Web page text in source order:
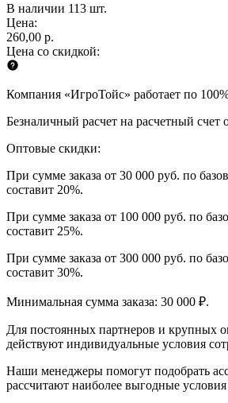
В наличии 113 шт.
Цена:
260,00 р.
Цена со скидкой:
Компания «ИгроТойс» работает по
Безналичный расчет на расчетный счет
Оптовые скидки:
При сумме заказа от 30 000 руб. по
составит 20%.
При сумме заказа от 100 000 руб. по
составит 25%.
При сумме заказа от 300 000 руб. по
составит 30%.
Минимальная сумма заказа: 30 000 ₽.
Для постоянных партнеров и крупных
действуют индивидуальные условия
Наши менеджеры помогут подобрать
рассчитают наиболее выгодные условия